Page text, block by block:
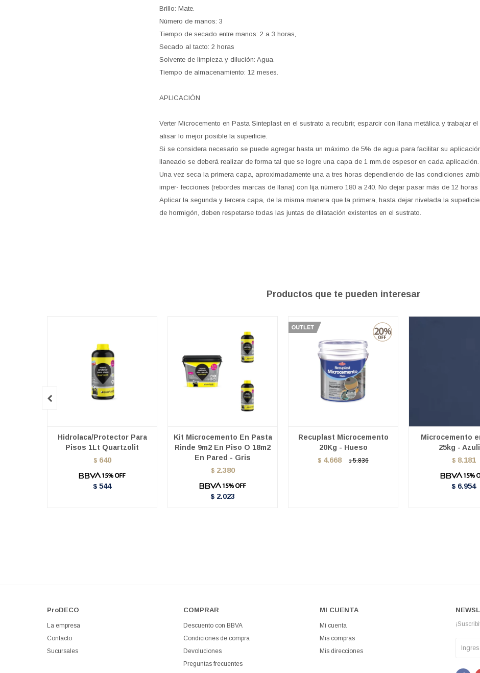
Brillo: Mate.
Número de manos: 3
Tiempo de secado entre manos: 2 a 3 horas,
Secado al tacto: 2 horas
Solvente de limpieza y dilución: Agua.
Tiempo de almacenamiento: 12 meses.
APLICACIÓN
Verter Microcemento en Pasta Sinteplast en el sustrato a recubrir, esparcir con llana metálica y trabajar
alisar lo mejor posible la superficie.
Si se considera necesario se puede agregar hasta un máximo de 5% de agua para facilitar su
llaneado se deberá realizar de forma tal que se logre una capa de 1 mm.de espesor en cada aplicación.
Una vez seca la primera capa, aproximadamente una a tres horas dependiendo de las condiciones
imper- fecciones (rebordes marcas de llana) con lija número 180 a 240. No dejar pasar más de 12 horas
Aplicar la segunda y tercera capa, de la misma manera que la primera, hasta dejar nivelada la
de hormigón, deben respetarse todas las juntas de dilatación existentes en el sustrato.
Productos que te pueden interesar
Hidrolaca/Protector Para
Pisos 1Lt Quartzolit
$ 640
$ 544
Kit Microcemento En Pasta
Rinde 9m2 En Piso O 18m2
En Pared - Gris
$ 2.380
$ 2.023
Recuplast Microcemento
20Kg - Hueso
$ 4.668 $ 5.836
Microcemento
25kg -
$ 8.181
$ 6.954

ProDECO
La empresa
Contacto
Sucursales
COMPRAR
Descuento con BBVA
Condiciones de compra
Devoluciones
Preguntas frecuentes
MI CUENTA
Mi cuenta
Mis compras
Mis direcciones